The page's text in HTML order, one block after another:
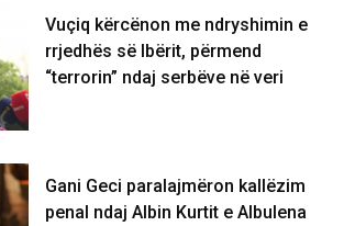
Vuçiq kërcënon me ndryshimin e
rrjedhës së Ibërit, përmend
“terrorin” ndaj serbëve në veri
Gani Geci paralajmëron kallëzim
penal ndaj Albin Kurtit e Albulena